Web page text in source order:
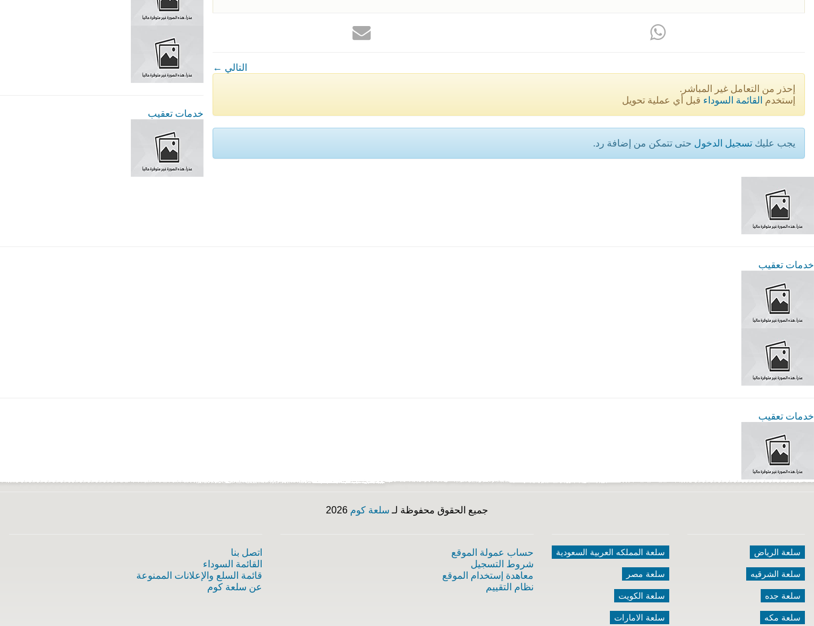
← التالي
إحذر من التعامل غير المباشر.
إستخدم القائمة السوداء قبل أي عملية تحويل
يجب عليك تسجيل الدخول حتى تتمكن من إضافة رد.
خدمات تعقيب
خدمات تعقيب
خدمات تعقيب
جميع الحقوق محفوظة لـ سلعة كوم
سلعة الرياض
سلعة الشرقيه
سلعة جده
سلعة مكه
سلعة المملكه العربية السعودية
سلعة مصر
سلعة الكويت
سلعة الامارات
حساب عمولة الموقع
شروط التسجيل
معاهدة إستخدام الموقع
نظام التقييم
اتصل بنا
القائمة السوداء
قائمة السلع والإعلانات الممنوعة
عن سلعة كوم